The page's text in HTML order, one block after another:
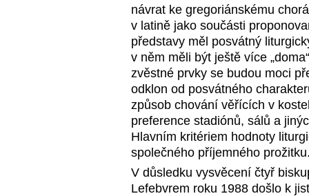
návrat ke gregoriánskému
v latině jako součásti
představy měl posvátný
v něm měli být ještě více
zvěstné prvky se budou moci
odklon od posvátného
způsob chování věřících v
preference stadiónů, sálů a
Hlavním kritériem hodnoty
společného příjemného
V důsledku vysvěcení čtyř
Lefebvrem roku 1988 došlo k